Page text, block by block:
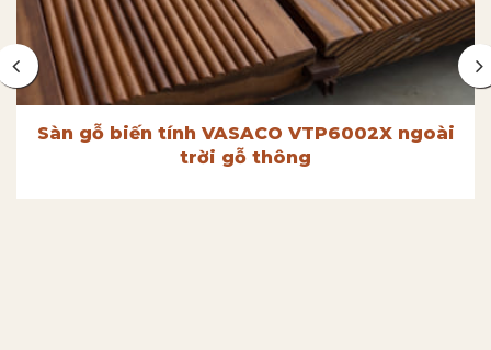
Sàn gỗ biến tính VASACO VTP6002X ngoài
trời gỗ thông